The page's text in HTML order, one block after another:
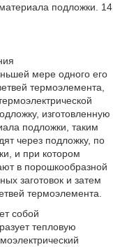
подложки. 14
мере одного его
термоэлемента,
изготовленную
подложки, таким
через подложку, по
и при котором
в порошкообразной
заготовок и затем
термоэлемента.
собой
тепловую